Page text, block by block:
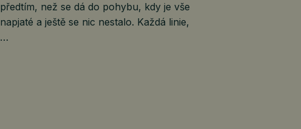
předtím, než se dá do pohybu, kdy je vše
napjaté a ještě se nic nestalo. Každá linie,
…